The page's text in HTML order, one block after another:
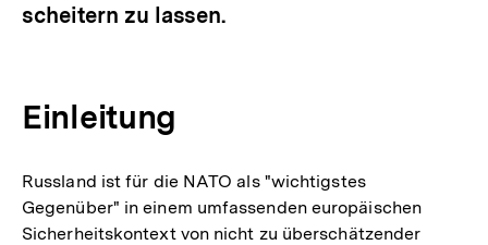
scheitern zu lassen.
Einleitung
Russland ist für die NATO als "wichtigstes
Gegenüber" in einem umfassenden europäischen
Sicherheitskontext von nicht zu überschätzender